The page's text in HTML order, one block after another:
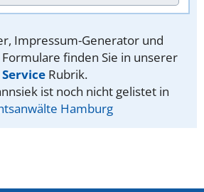
Impressum-Generator und
finden Sie in unserer
Service Rubrik.
ist noch nicht gelistet in
Hamburg